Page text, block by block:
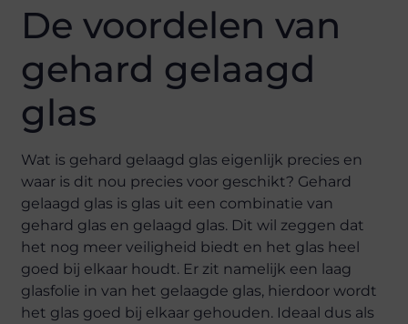
De voordelen van
gehard gelaagd
glas
Wat is gehard gelaagd glas eigenlijk precies en
waar is dit nou precies voor geschikt? Gehard
gelaagd glas is glas uit een combinatie van
gehard glas en gelaagd glas. Dit wil zeggen dat
het nog meer veiligheid biedt en het glas heel
goed bij elkaar houdt. Er zit namelijk een laag
glasfolie in van het gelaagde glas, hierdoor wordt
het glas goed bij elkaar gehouden. Ideaal dus als